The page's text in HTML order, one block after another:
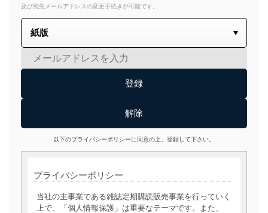
及び宛先メールアドレスの変更手続きが可能です。
以下のプライバシーポリシーに同意の上、登録して下さい。
プライバシーポリシー
当社の主事業である雑誌定期購読販売事業を行っていく
上で、「個人情報保護」は重要なテーマです。また、